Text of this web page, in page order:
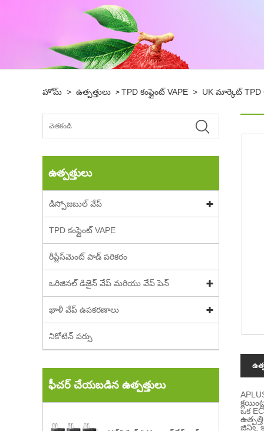
హోమ్ > ఉత్పత్తులు > TPD కంప్లైంట్ VAPE > UK మార్కెట్ TPD
ఉత్పత్తులు
డిస్పోజబుల్ వేప్
TPD కంప్లైంట్ VAPE
రీప్లేస్‌మెంట్ పాడ్ పరికరం
ఒరిజినల్ డిజైన్ వేప్ మరియు వేప్ పెన్
ఖాళీ వేప్ ఉపకరణాలు
నికోటిన్ పర్సు
ఫీచర్ చేయబడిన ఉత్పత్తులు
ఒక
జిన్వి,